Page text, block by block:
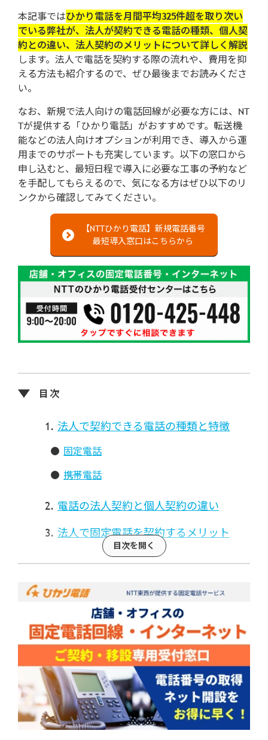
本記事ではひかり電話を月間平均325件超を取り次い
でいる弊社が、法人が契約できる電話の種類、個人契
約との違い、法人契約のメリットについて詳しく解説
します。法人で電話を契約する際の流れや、費用を抑
える方法も紹介するので、ぜひ最後までお読みくださ
い。
なお、新規で法人向けの電話回線が必要な方には、NT
Tが提供する「ひかり電話」がおすすめです。転送機
能などの法人向けオプションが利用でき、導入から運
用までのサポートも充実しています。以下の窓口から
申し込むと、最短日程で導入に必要な工事の予約など
を手配してもらえるので、気になる方はぜひ以下のリ
ンクから確認してみてください。
【NTTひかり電話】新規電話番号
最短導入窓口はこちらから
法人で契約できる電話の種類と特徴
固定電話
携帯電話
電話の法人契約と個人契約の違い
法人で固定電話を契約するメリット
会社の信頼性を高められる
通話料金やコストを削減できる
事務処理が効率化される
法人口座の開設など、各種手続きで求めら
れる場合がある
法人で携帯電話を契約するメリット
通信コストを削減できる